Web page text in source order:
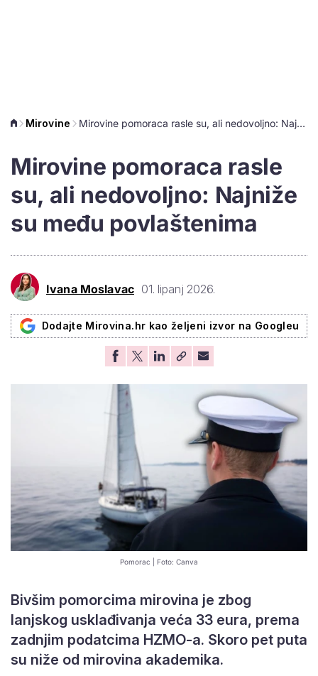
Mirovine Mirovine pomoraca rasle su, ali nedovoljno: Najniže su među povlaštenima
Mirovine pomoraca rasle
su, ali nedovoljno: Najniže
su među povlaštenima
Ivana Moslavac 01. lipanj 2026.
Dodajte Mirovina.hr kao željeni izvor na Googleu
Pomorac | Foto: Canva
Bivšim pomorcima mirovina je zbog
lanjskog usklađivanja veća 33 eura, prema
zadnjim podatcima HZMO-a. Skoro pet puta
su niže od mirovina akademika.